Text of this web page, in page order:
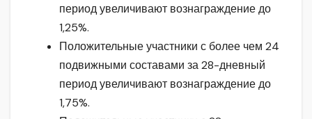
период увеличивают вознаграждение до
1,25%.
Положительные участники с более чем 24
подвижными составами за 28-дневный
период увеличивают вознаграждение до
1,75%.